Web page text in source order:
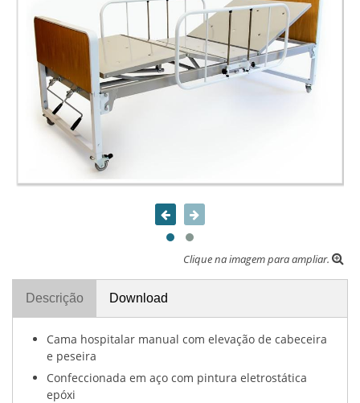
Clique na imagem para ampliar.
Descrição Download
Cama hospitalar manual com elevação de cabeceira
e peseira
Confeccionada em aço com pintura eletrostática
epóxi